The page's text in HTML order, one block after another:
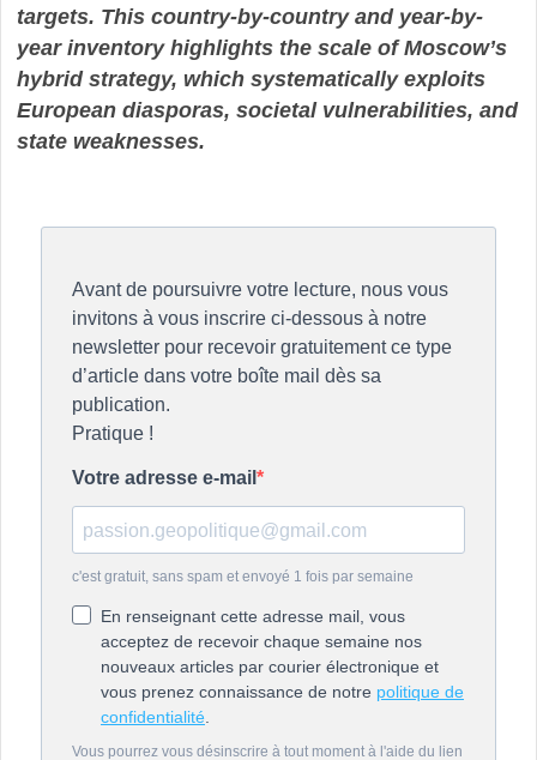
targets. This country-by-country and year-by-
year inventory highlights the scale of Moscow’s
hybrid strategy, which systematically exploits
European diasporas, societal vulnerabilities, and
state weaknesses.